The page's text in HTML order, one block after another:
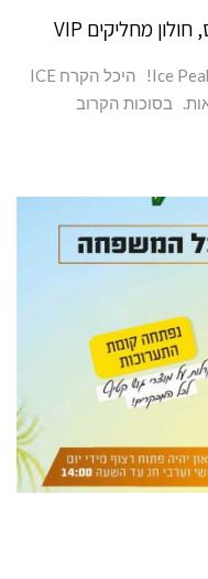
20-29/09/2021 סוכות בהיכל הקרח Ice Peaks! היכל הקרח ICE